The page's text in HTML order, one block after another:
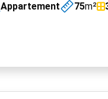
Appartement
75m²